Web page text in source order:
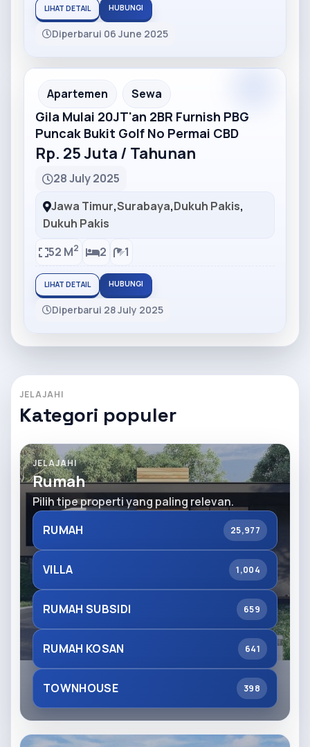
LIHAT DETAIL HUBUNGI
Diperbarui 06 June 2025
Partner Ad
Apartemen Sewa
Gila Mulai 20JT'an 2BR Furnish PBG
Puncak Bukit Golf No Permai CBD
Rp. 25 Juta / Tahunan
28 July 2025
Jawa Timur,Surabaya,Dukuh Pakis,
Dukuh Pakis
52 M2 2 1
LIHAT DETAIL HUBUNGI
Diperbarui 28 July 2025
JELAJAHI
Kategori populer
JELAJAHI
Rumah
Pilih tipe properti yang paling relevan.
RUMAH
25,977
VILLA 1,004
RUMAH SUBSIDI 659
RUMAH KOSAN 641
TOWNHOUSE 398